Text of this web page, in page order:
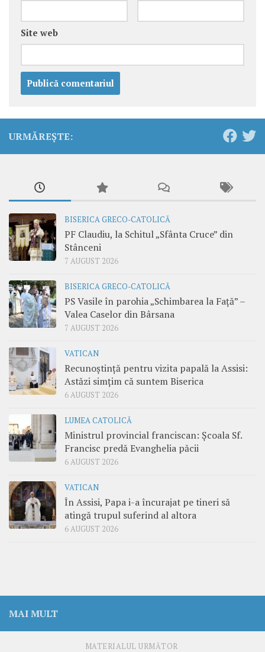
Site web
URMĂREȘTE:
BISERICA GRECO-CATOLICĂ
PF Claudiu, la Schitul „Sfânta Cruce” din
Stânceni
7 AUGUST 2026
BISERICA GRECO-CATOLICĂ
PS Vasile în parohia „Schimbarea la Față” –
Valea Caselor din Bârsana
7 AUGUST 2026
VATICAN
Recunoștință pentru vizita papală la Assisi:
Astăzi simțim că suntem Biserica
6 AUGUST 2026
LUMEA CATOLICĂ
Ministrul provincial franciscan: Școala Sf.
Francisc predă Evanghelia păcii
6 AUGUST 2026
VATICAN
În Assisi, Papa i-a încurajat pe tineri să
atingă trupul suferind al altora
6 AUGUST 2026
MAI MULT
MATERIALUL URMĂTOR